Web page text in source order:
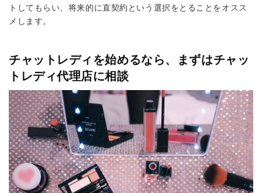
トしてもらい、将来的に直契約という選択をとることをオスス
メします。
チャットレディを始めるなら、まずはチャッ
トレディ代理店に相談